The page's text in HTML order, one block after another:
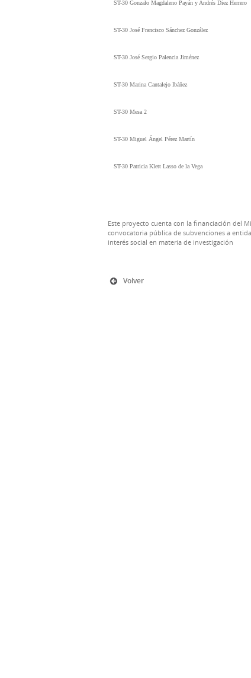
ST-30 Gonzalo Magdaleno Payán y Andrés Diez Herrero
ST-30 José Francisco Sánchez González
ST-30 José Sergio Palencia Jiménez
ST-30 Marina Cantalejo Ibáñez
ST-30 Mesa 2
ST-30 Miguel Ángel Pérez Martín
ST-30 Patricia Klett Lasso de la Vega
Este proyecto cuenta con la financiación del
convocatoria pública de subvenciones a
interés social en materia de investigación
Volver